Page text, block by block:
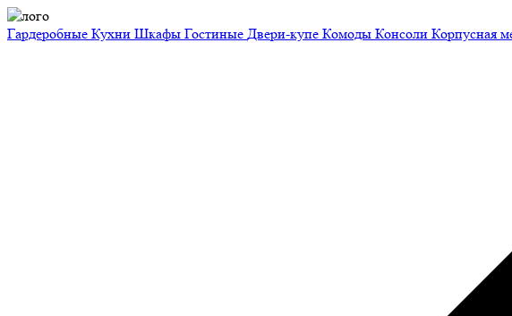
Гардеробные Кухни Шкафы Гостиные Двери-купе Комоды Консоли Корпусная